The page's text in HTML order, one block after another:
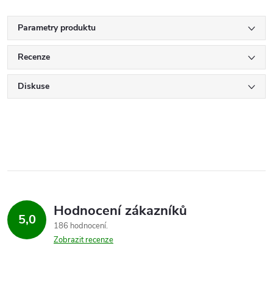
Parametry produktu
Recenze
Diskuse
5,0 Hodnocení zákazníků
186 hodnocení
Zobrazit recenze